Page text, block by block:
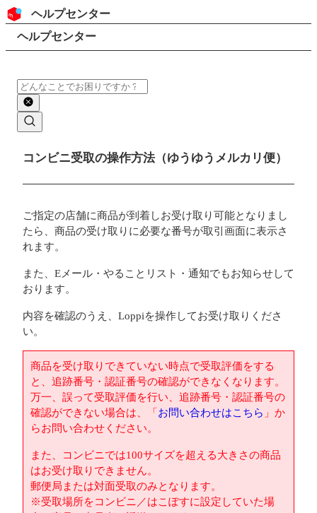
コンテンツにスキップ
ヘッダー
ヘルプセンター
検索
パンくずリスト
ヘルプセンター
検索
メインコンテンツ
コンビニ受取の操作方法（ゆうゆうメルカリ便）
ご指定の店舗に商品が到着しお受け取り可能となりまし
たら、商品の受け取りに必要な番号が取引画面に表示さ
れます。
また、Eメール・やることリスト・通知でもお知らせして
おります。
内容を確認のうえ、Loppiを操作してお受け取りくださ
い。
商品を受け取りできていない時点で受取評価をする
と、追跡番号・認証番号の確認ができなくなります。
万一、誤って受取評価を行い、追跡番号・認証番号の
確認ができない場合は、「 お問い合わせはこちら 」か
らお問い合わせください。
また、コンビニでは100サイズを超える大きさの商品
はお受け取りできません。
郵便局または対面受取のみとなります。
※受取場所をコンビニ／はこぽすに設定していた場